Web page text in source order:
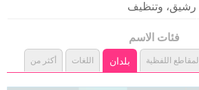
رشيق، وتنظيف
فئات الاسم
المقاطع اللفظية بلدان اللغات أكثر من